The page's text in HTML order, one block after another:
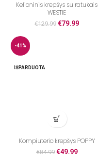
Kelioninis krepšys su ratukais
WESTIE
€129.99 €79.99
-41%
IŠPARDUOTA
Kompiuterio krepšys POPPY
€84.99 €49.99